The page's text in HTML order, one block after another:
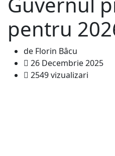
pentru
de Florin Bâcu
26 Decembrie 2025
2549 vizualizari